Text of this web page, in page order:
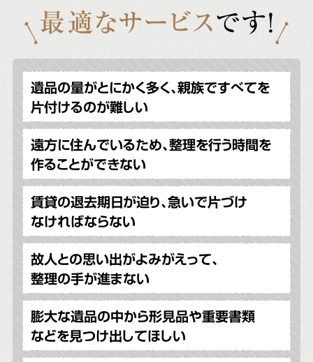
最適なサービスです!
遺品の量がとにかく多く、親族ですべてを
片付けるのが難しい
遠方に住んでいるため、整理を行う時間を
作ることができない
賃貸の退去期日が迫り、急いで片づけ
なければならない
故人との思い出がよみがえって、
整理の手が進まない
膨大な遺品の中から形見品や重要書類
などを見つけ出してほしい